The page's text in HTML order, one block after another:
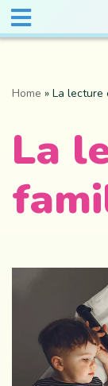
Home » La lecture
La